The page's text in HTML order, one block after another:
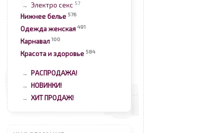
→ Электро секс 57
Нижнее белье 576
Одежда женская 491
Карнавал 100
Красота и здоровье 584
→ РАСПРОДАЖА!
→ НОВИНКИ!
→ ХИТ ПРОДАЖ!